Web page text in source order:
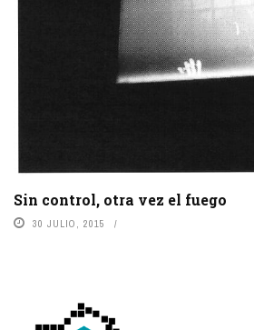
Sin control, otra vez el fuego
30 JULIO, 2015